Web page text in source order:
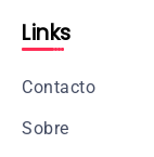
Links
Contacto
Sobre